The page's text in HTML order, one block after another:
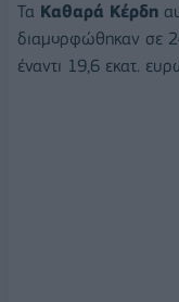
Τα Καθαρά Κέρδη
διαμορφώθηκαν σε
έναντι 19,6 εκατ.